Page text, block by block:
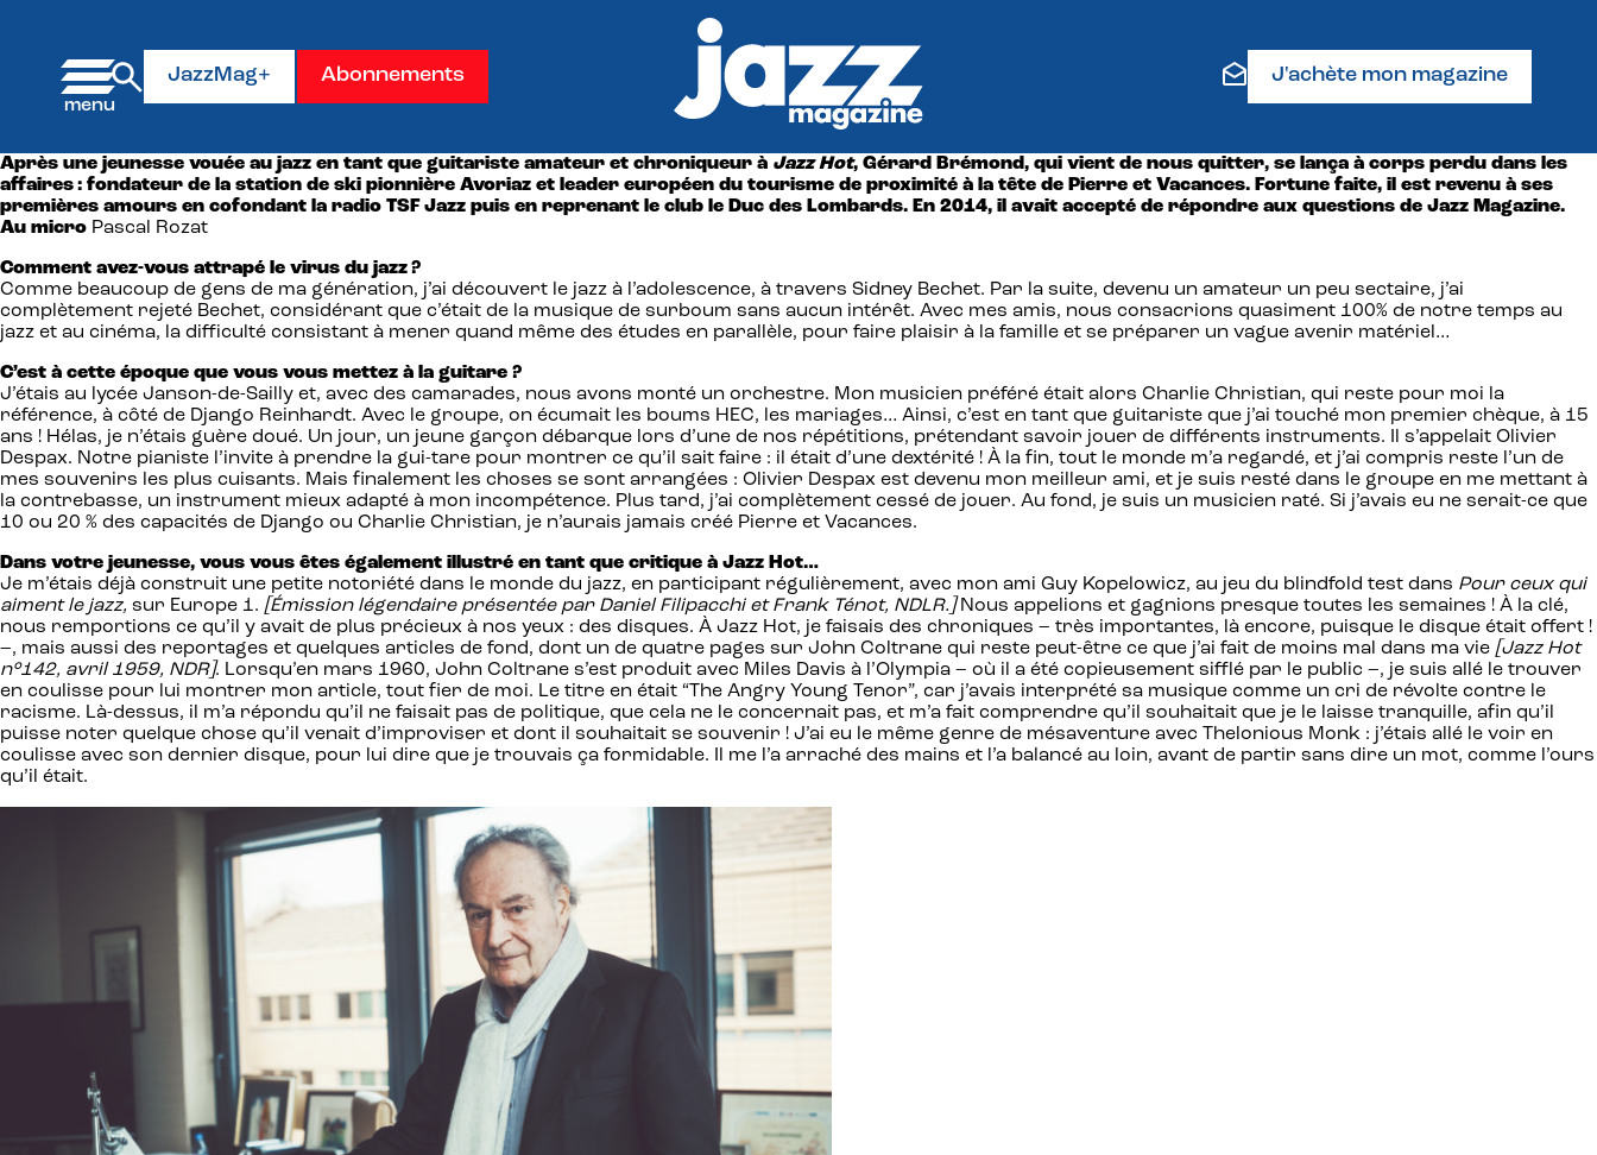
JazzMag+ Abonnements J'achète mon magazine
Après une jeunesse vouée au jazz en tant que guitariste amateur et chroniqueur à Jazz Hot, Gérard Brémond, qui vient de nous quitter, se lança à corps perdu dans les
affaires : fondateur de la station de ski pionnière Avoriaz et leader européen du tourisme de proximité à la tête de Pierre et Vacances. Fortune faite, il est revenu à ses
premières amours en cofondant la radio TSF Jazz puis en reprenant le club le Duc des Lombards. En 2014, il avait accepté de répondre aux questions de Jazz Magazine.
Au micro Pascal Rozat
Comment avez-vous attrapé le virus du jazz ?
Comme beaucoup de gens de ma génération, j’ai découvert le jazz à l’adolescence, à travers Sidney Bechet. Par la suite, devenu un amateur un peu sectaire, j’ai
complètement rejeté Bechet, considérant que c’était de la musique de surboum sans aucun intérêt. Avec mes amis, nous consacrions quasiment 100% de notre temps au
jazz et au cinéma, la difficulté consistant à mener quand même des études en parallèle, pour faire plaisir à la famille et se préparer un vague avenir matériel…
C’est à cette époque que vous vous mettez à la guitare ?
J’étais au lycée Janson-de-Sailly et, avec des camarades, nous avons monté un orchestre. Mon musicien préféré était alors Charlie Christian, qui reste pour moi la
référence, à côté de Django Reinhardt. Avec le groupe, on écumait les boums HEC, les mariages… Ainsi, c’est en tant que guitariste que j’ai touché mon premier chèque, à 15
ans ! Hélas, je n’étais guère doué. Un jour, un jeune garçon débarque lors d’une de nos répétitions, prétendant savoir jouer de différents instruments. Il s’appelait Olivier
Despax. Notre pianiste l’invite à prendre la gui-tare pour montrer ce qu’il sait faire : il était d’une dextérité ! À la fin, tout le monde m’a regardé, et j’ai compris reste l’un de
mes souvenirs les plus cuisants. Mais finalement les choses se sont arrangées : Olivier Despax est devenu mon meilleur ami, et je suis resté dans le groupe en me mettant à
la contrebasse, un instrument mieux adapté à mon incompétence. Plus tard, j’ai complètement cessé de jouer. Au fond, je suis un musicien raté. Si j’avais eu ne serait-ce que
10 ou 20 % des capacités de Django ou Charlie Christian, je n’aurais jamais créé Pierre et Vacances.
Dans votre jeunesse, vous vous êtes également illustré en tant que critique à Jazz Hot…
Je m’étais déjà construit une petite notoriété dans le monde du jazz, en participant régulièrement, avec mon ami Guy Kopelowicz, au jeu du blindfold test dans Pour ceux qui
aiment le jazz, sur Europe 1. [Émission légendaire présentée par Daniel Filipacchi et Frank Ténot, NDLR.]Nous appelions et gagnions presque toutes les semaines ! À la clé,
nous remportions ce qu’il y avait de plus précieux à nos yeux : des disques. À Jazz Hot, je faisais des chroniques – très importantes, là encore, puisque le disque était offert !
–, mais aussi des reportages et quelques articles de fond, dont un de quatre pages sur John Coltrane qui reste peut-être ce que j’ai fait de moins mal dans ma vie [Jazz Hot
n°142, avril 1959, NDR]. Lorsqu’en mars 1960, John Coltrane s’est produit avec Miles Davis à l’Olympia – où il a été copieusement sifflé par le public –, je suis allé le trouver
en coulisse pour lui montrer mon article, tout fier de moi. Le titre en était “The Angry Young Tenor”, car j’avais interprété sa musique comme un cri de révolte contre le
racisme. Là-dessus, il m’a répondu qu’il ne faisait pas de politique, que cela ne le concernait pas, et m’a fait comprendre qu’il souhaitait que je le laisse tranquille, afin qu’il
puisse noter quelque chose qu’il venait d’improviser et dont il souhaitait se souvenir ! J’ai eu le même genre de mésaventure avec Thelonious Monk : j’étais allé le voir en
coulisse avec son dernier disque, pour lui dire que je trouvais ça formidable. Il me l’a arraché des mains et l’a balancé au loin, avant de partir sans dire un mot, comme l’ours
qu’il était.